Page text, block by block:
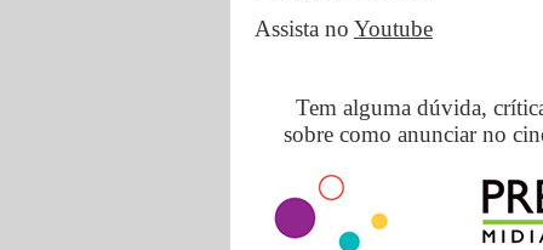
Assista no Youtube
Tem alguma dúvida,
sobre como anunciar no